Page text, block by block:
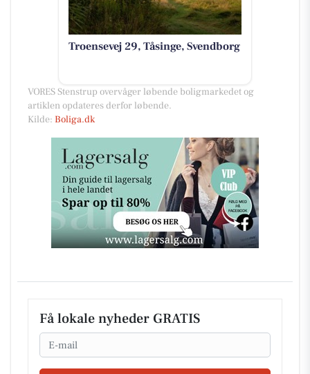
Troensevej 29, Tåsinge, Svendborg
VORES Stenstrup overvåger løbende boligmarkedet og
artiklen opdateres derfor løbende.
Kilde: Boliga.dk
Få lokale nyheder GRATIS
Email